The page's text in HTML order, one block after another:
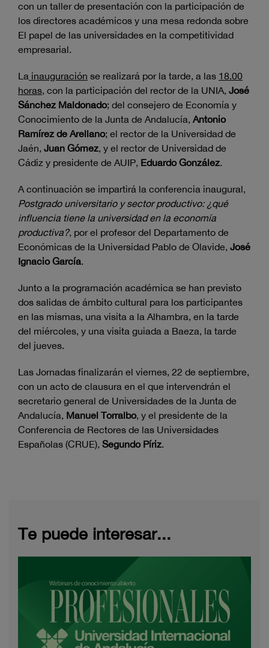
con un taller de presentación con la participación de
los directores académicos y una mesa redonda sobre
El papel de las universidades en la competitividad
empresarial.
La inauguración se realizará por la tarde, a las 18.00
horas, con la participación del rector de la UNIA, José
Sánchez Maldonado; del consejero de Economía y
Conocimiento de la Junta de Andalucía, Antonio
Ramírez de Arellano; el rector de la Universidad de
Jaén, Juan Gómez, y el rector de Universidad de
Cádiz y presidente de AUIP, Eduardo González.
A continuación se impartirá la conferencia inaugural,
Postgrado universitario y sector productivo: ¿qué
influencia tiene la universidad en la economía
productiva?, por el profesor del Departamento de
Económicas de la Universidad Pablo de Olavide, José
Ignacio García.
Junto a la programación académica se han previsto
dos salidas de ámbito cultural para los participantes
en las mismas, una visita a la Alhambra, en la tarde
del miércoles, y una visita guiada a Baeza, la tarde
del jueves.
Las Jornadas finalizarán el viernes, 22 de septiembre,
con un acto de clausura en el que intervendrán el
secretario general de Universidades de la Junta de
Andalucía, Manuel Torralbo, y el presidente de la
Conferencia de Rectores de las Universidades
Españolas (CRUE), Segundo Píriz.
Te puede interesar...